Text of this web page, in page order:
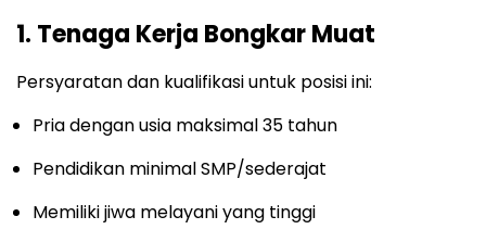
1. Tenaga Kerja Bongkar Muat
Persyaratan dan kualifikasi untuk posisi ini:
Pria dengan usia maksimal 35 tahun
Pendidikan minimal SMP/sederajat
Memiliki jiwa melayani yang tinggi